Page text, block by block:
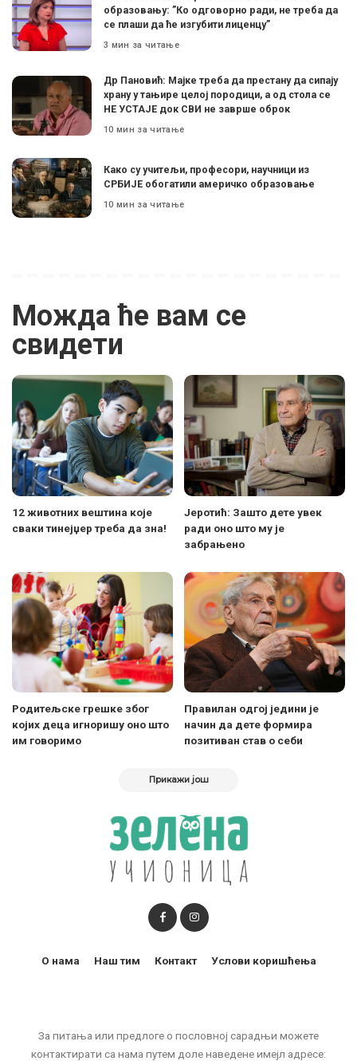
образовању: ”Ко одговорно ради, не треба да
се плаши да ће изгубити лиценцу”
3 мин за читање
Др Пановић: Мајке треба да престану да сипају
храну у тањире целој породици, а од стола се
НЕ УСТАЈЕ док СВИ не заврше оброк
10 мин за читање
Како су учитељи, професори, научници из
СРБИЈЕ обогатили америчко образовање
10 мин за читање
Можда ће вам се
свидети
12 животних вештина које
сваки тинејџер треба да зна!
Јеротић: Зашто дете увек
ради оно што му је
забрањено
Родитељске грешке због
којих деца игноришу оно што
им говоримо
Правилан одгој једини је
начин да дете формира
позитиван став о себи
Прикажи још
За питања или предлоге о пословној сарадњи можете
контактирати са нама путем доле наведене имејл адресе:
О нама Наш тим Контакт Услови коришћења